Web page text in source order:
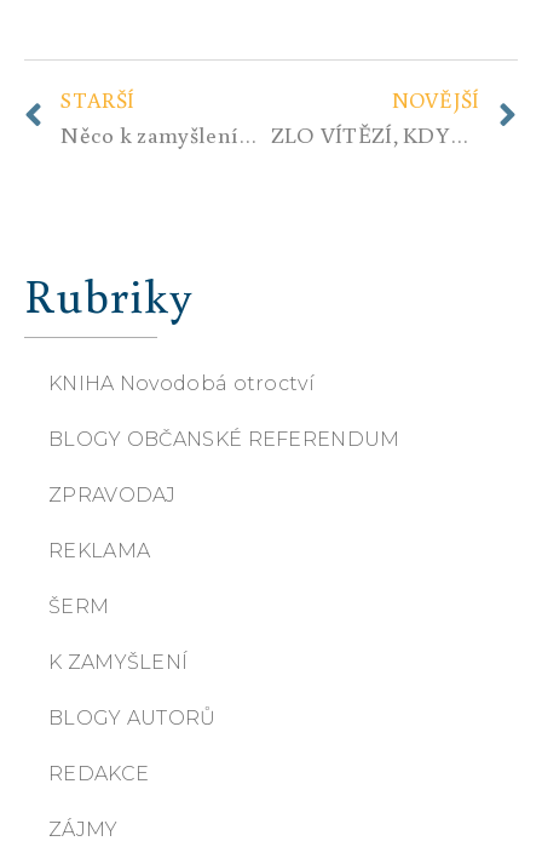
STARŠÍ
Něco k zamyšlení…
NOVĚJŠÍ
ZLO VÍTĚZÍ, KDYŽ DOBRO NEDĚLÁ NIC
Rubriky
KNIHA Novodobá otroctví
BLOGY OBČANSKÉ REFERENDUM
ZPRAVODAJ
REKLAMA
ŠERM
K ZAMYŠLENÍ
BLOGY AUTORŮ
REDAKCE
ZÁJMY